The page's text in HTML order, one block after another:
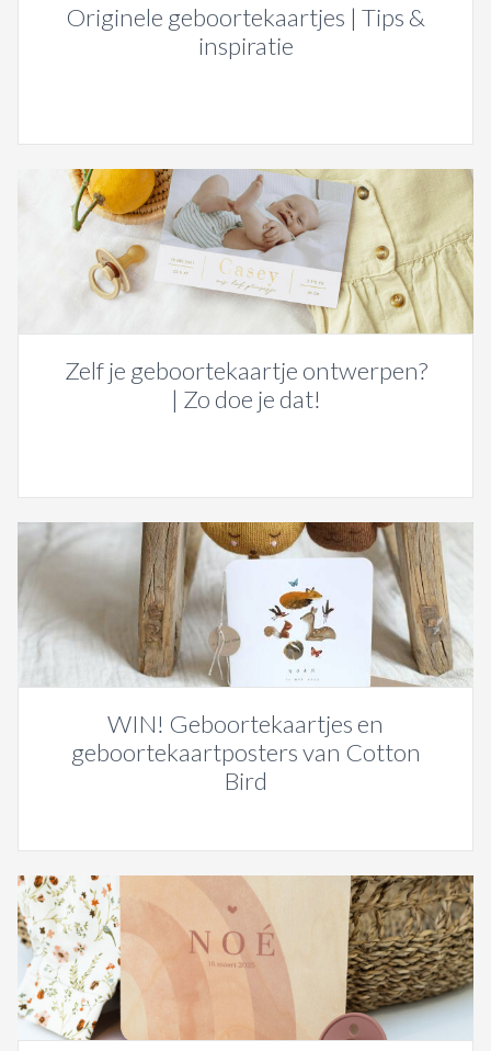
Originele geboortekaartjes | Tips &
inspiratie
Zelf je geboortekaartje ontwerpen?
| Zo doe je dat!
WIN! Geboortekaartjes en
geboortekaartposters van Cotton
Bird